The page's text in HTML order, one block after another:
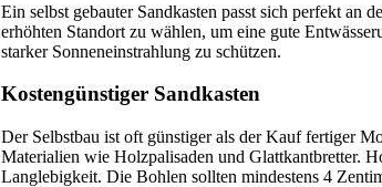
Ein selbst gebauter Sandkasten passt sich perfekt an
erhöhten Standort zu wählen, um eine gute
starker Sonneneinstrahlung zu schützen.
Kostengünstiger Sandkasten
Der Selbstbau ist oft günstiger als der Kauf fertiger
Materialien wie Holzpalisaden und Glattkantbretter.
Langlebigkeit. Die Bohlen sollten mindestens 4